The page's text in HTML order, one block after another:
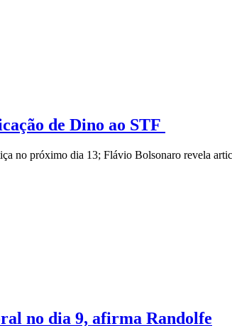
de Dino ao STF
no próximo dia 13; Flávio Bolsonaro revela
no dia 9, afirma Randolfe